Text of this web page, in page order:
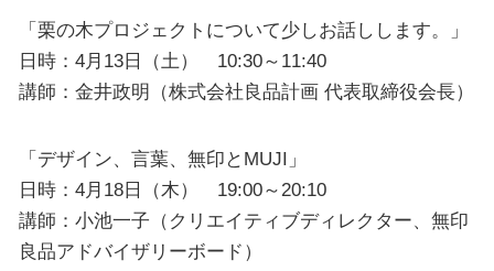
「栗の木プロジェクトについて少しお話しします。」
日時：4月13日（土） 10:30～11:40
講師：金井政明（株式会社良品計画 代表取締役会長）
「デザイン、言葉、無印とMUJI」
日時：4月18日（木） 19:00～20:10
講師：小池一子（クリエイティブディレクター、無印
良品アドバイザリーボード）